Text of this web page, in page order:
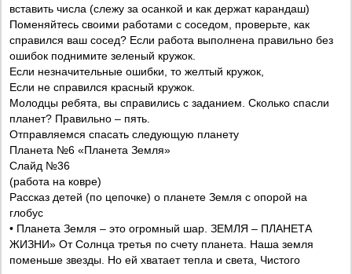
вставить числа (слежу за осанкой и как держат карандаш)
Поменяйтесь своими работами с соседом, проверьте, как
справился ваш сосед? Если работа выполнена правильно без
ошибок поднимите зеленый кружок.
Если незначительные ошибки, то желтый кружок,
Если не справился красный кружок.
Молодцы ребята, вы справились с заданием. Сколько спасли
планет? Правильно – пять.
Отправляемся спасать следующую планету
Планета №6 «Планета Земля»
Слайд №36
(работа на ковре)
Рассказ детей (по цепочке) о планете Земля с опорой на
глобус
• Планета Земля – это огромный шар. ЗЕМЛЯ – ПЛАНЕТА
ЖИЗНИ» От Солнца третья по счету планета. Наша земля
поменьше звезды. Но ей хватает тепла и света, Чистого